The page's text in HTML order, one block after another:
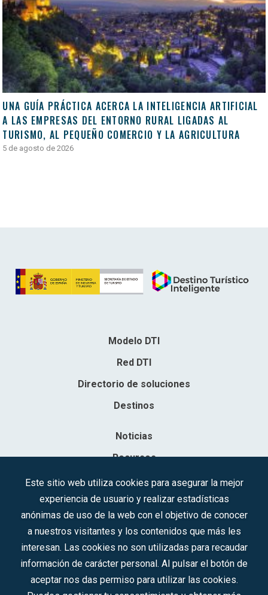
UNA GUÍA PRÁCTICA ACERCA LA INTELIGENCIA ARTIFICIAL
A LAS EMPRESAS DEL ENTORNO RURAL LIGADAS AL
TURISMO, AL PEQUEÑO COMERCIO Y LA AGRICULTURA
5 de agosto de 2026
Modelo DTI
Red DTI
Directorio de soluciones
Destinos
Noticias
Recursos
Contacto
Sociedad Mercantil Estatal para la Gestión de la Innovación y las
C.I.F.: A-81/874.984
Síguenos en redes sociales:
Este sitio web utiliza cookies para asegurar la mejor
experiencia de usuario y realizar estadísticas
anónimas de uso de la web con el objetivo de conocer
a nuestros visitantes y los contenidos que más les
interesan. Las cookies no son utilizadas para recaudar
información de carácter personal. Al pulsar el botón de
aceptar nos das permiso para utilizar las cookies.